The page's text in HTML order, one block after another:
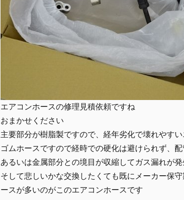
エアコンホースの修理見積依頼ですね
おまかせください
主要部分が樹脂製ですので、経年劣化で壊れやす
ゴムホースですので経時での硬化は避けられず、
あるいは金属部分との境目が収縮してガス漏れが
そして悲しいかな交換したくても既にメーカー保
ースが多いのがこのエアコンホースです